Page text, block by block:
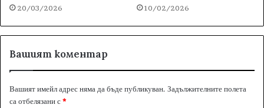
20/03/2026 10/02/2026
Вашият коментар
Вашият имейл адрес няма да бъде публикуван. Задължителните полета
са отбелязани с*